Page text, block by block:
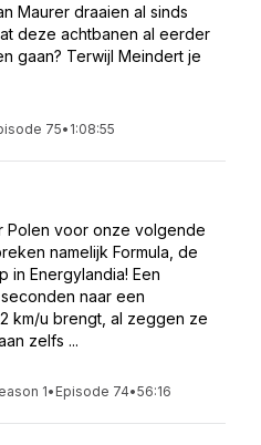
Maurer draaien al sinds
deze achtbanen al eerder
gaan? Terwijl Meindert je
75• 1:08:55
Polen voor onze volgende
namelijk Formula, de
in Energylandia! Een
naar een
km/u brengt, al zeggen ze
zelfs ...
1• Episode 74•56:16